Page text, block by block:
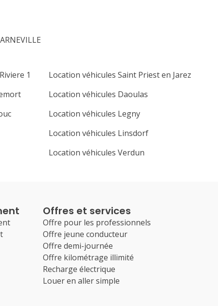
1
Location véhicules Saint Priest en Jarez
Location véhicules Daoulas
Location véhicules Legny
Location véhicules Linsdorf
Location véhicules Verdun
Offres et services
Offre pour les professionnels
Offre jeune conducteur
Offre demi-journée
Offre kilométrage illimité
Recharge électrique
Louer en aller simple